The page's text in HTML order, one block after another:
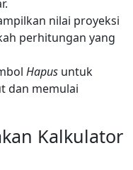
nilai proyeksi
perhitungan yang
Hapus untuk
dan memulai
Kalkulator